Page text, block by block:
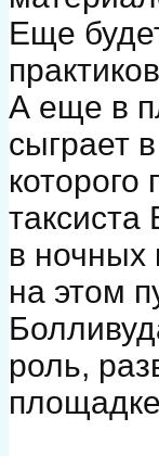
Еще
А еще в
сыграет
таксиста
в ночных
на этом
роль,